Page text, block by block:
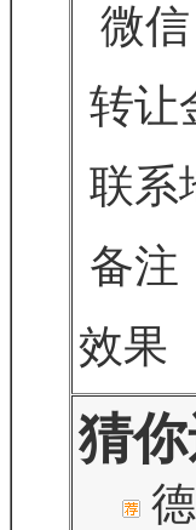
微信
转让
联系
备注
效果
猜你